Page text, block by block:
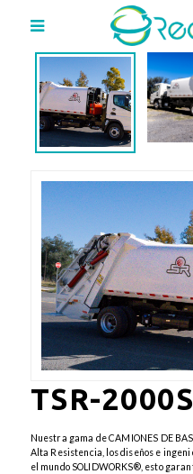
TSR-
Nuestra gama de CAMIONES DE
Alta Resistencia, los diseños e
el mundo SOLIDWORKS®, esto